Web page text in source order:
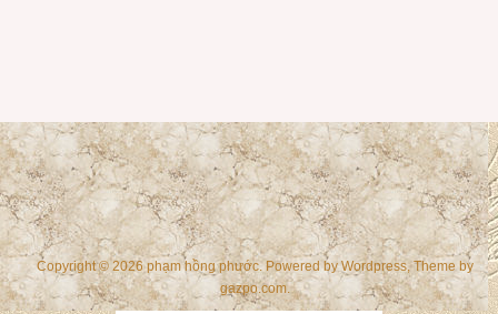
Copyright © 2026 phạm hồng phước. Powered byWordpress, Theme by
gazpo.com.